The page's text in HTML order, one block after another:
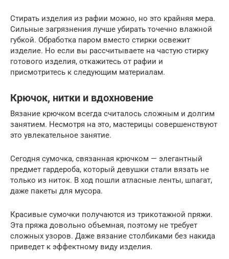
Стирать изделия из рафии можно, но это крайняя мера.
Сильные загрязнения лучше убирать точечно влажной
губкой. Обработка паром вместо стирки освежит
изделие. Но если вы рассчитываете на частую стирку
готового изделия, откажитесь от рафии и
присмотритесь к следующим материалам.
Крючок, нитки и вдохновение
Вязание крючком всегда считалось сложным и долгим
занятием. Несмотря на это, мастерицы совершенствуют
это увлекательное занятие.
Сегодня сумочка, связанная крючком — элегантный
предмет гардероба, который девушки стали вязать не
только из ниток. В ход пошли атласные ленты, шпагат,
даже пакеты для мусора.
Красивые сумочки получаются из трикотажной пряжи.
Эта пряжа довольно объемная, поэтому не требует
сложных узоров. Даже вязание столбиками без накида
приведет к эффектному виду изделия.